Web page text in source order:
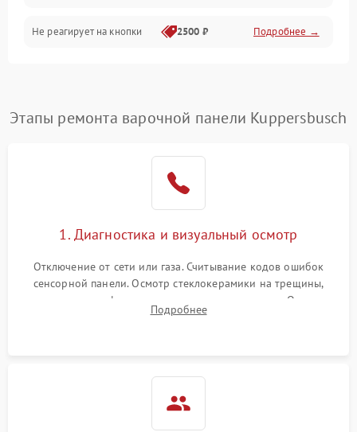
Не реагирует на кнопки 2500 ₽ Подробнее →
Этапы ремонта варочной панели Kuppersbusch
1. Диагностика и визуальный осмотр
Отключение от сети или газа. Считывание кодов ошибок
сенсорной панели. Осмотр стеклокерамики на трещины,
проверка конфорок на равномерность нагрева. Опрос
клиента о симптомах (не включается, не видит посуду,
Подробнее